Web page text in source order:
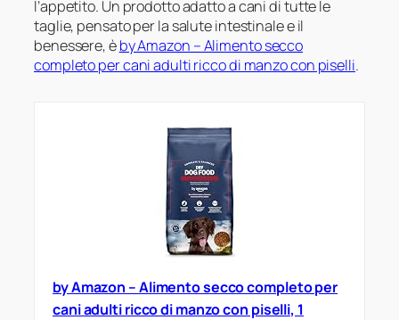
l’appetito. Un prodotto adatto a cani di tutte le
taglie, pensato per la salute intestinale e il
benessere, èby Amazon – Alimento secco
completo per cani adulti ricco di manzo con piselli.
by Amazon – Alimento secco completo per
cani adulti ricco di manzo con piselli, 1